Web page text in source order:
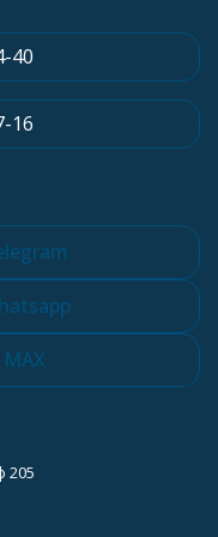
40
16
205